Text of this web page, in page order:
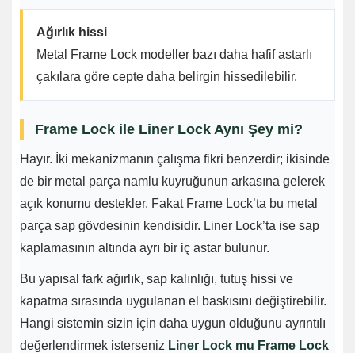
Ağırlık hissi
Metal Frame Lock modeller bazı daha hafif astarlı
çakılara göre cepte daha belirgin hissedilebilir.
Frame Lock ile Liner Lock Aynı Şey mi?
Hayır. İki mekanizmanın çalışma fikri benzerdir; ikisinde
de bir metal parça namlu kuyruğunun arkasına gelerek
açık konumu destekler. Fakat Frame Lock’ta bu metal
parça sap gövdesinin kendisidir. Liner Lock’ta ise sap
kaplamasının altında ayrı bir iç astar bulunur.
Bu yapısal fark ağırlık, sap kalınlığı, tutuş hissi ve
kapatma sırasında uygulanan el baskısını değiştirebilir.
Hangi sistemin sizin için daha uygun olduğunu ayrıntılı
değerlendirmek isterseniz Liner Lock mu Frame Lock